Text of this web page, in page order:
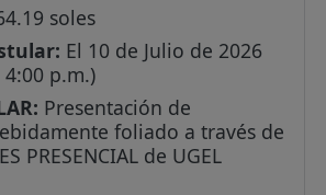
soles
El 10 de Julio de 2026
4:00 p.m.)
Presentación de
foliado a través de
PRESENCIAL de UGEL